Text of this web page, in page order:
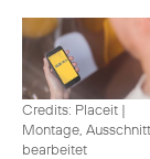
Credits: Placeit |
Montage, Ausschnitt
bearbeitet